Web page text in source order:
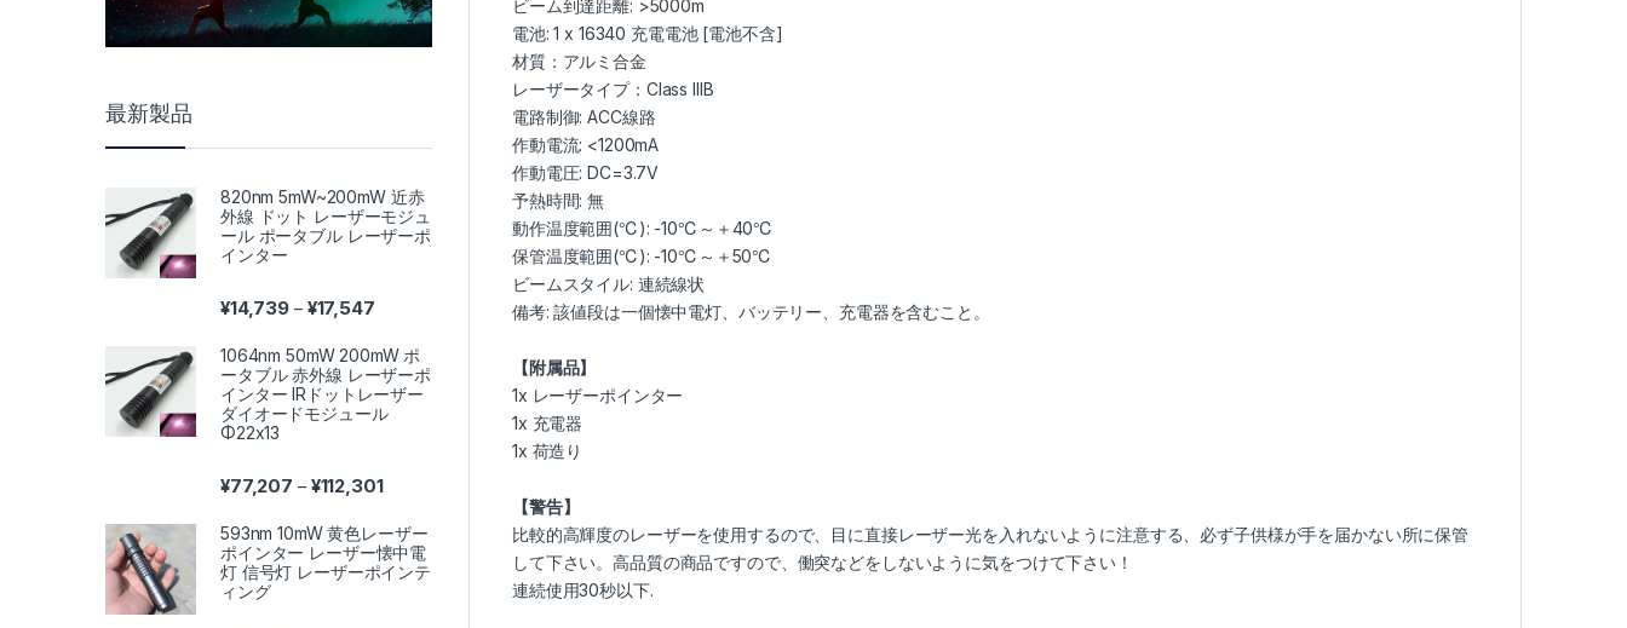
ビーム到達距離: >5000m
電池: 1 x 16340 充電電池 [電池不含]
材質：アルミ合金
レーザータイプ：Class IIIB
電路制御: ACC線路
作動電流: <1200mA
作動電圧: DC=3.7V
予熱時間: 無
動作温度範囲(℃): -10℃～＋40℃
保管温度範囲(℃): -10℃～＋50℃
ビームスタイル: 連続線状
備考: 該値段は一個懐中電灯、バッテリー、充電器を含むこと。
【附属品】
1x レーザーポインター
1x 充電器
1x 荷造り
【警告】
比較的高輝度のレーザーを使用するので、目に直接レーザー光を入れないように注意する、必ず子供様が手を届かない所に保管
して下さい。高品質の商品ですので、働突などをしないように気をつけて下さい！
連続使用30秒以下.
最新製品
820nm 5mW~200mW 近赤
外線 ドット レーザーモジュ
ール ポータブル レーザーポ
インター
¥14,739 – ¥17,547価格帯: ¥14,739 – ¥17,547
1064nm 50mW 200mW ポ
ータブル 赤外線 レーザーポ
インター IRドットレーザー
ダイオードモジュール
Φ22x13
¥77,207 – ¥112,301価格帯: ¥77,207 – ¥112,301
593nm 10mW 黄色レーザー
ポインター レーザー懐中電
灯 信号灯 レーザーポインテ
ィング